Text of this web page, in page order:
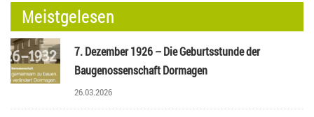
Meistgelesen
7. Dezember 1926 – Die Geburtsstunde der
Baugenossenschaft Dormagen
26.03.2026